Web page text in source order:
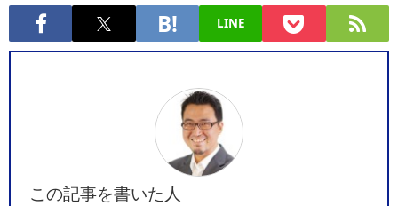
LINE
この記事を書いた人